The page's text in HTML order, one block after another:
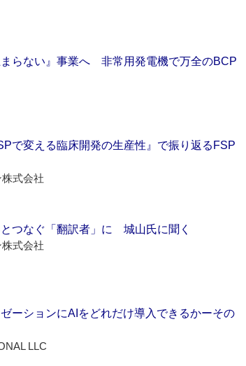
まらない』事業へ 非常用発電機で万全のBCP
で変える臨床開発の生産性』で振り返るFSP
式会社
とつなぐ「翻訳者」に 城山氏に聞く
式会社
ーションにAIをどれだけ導入できるかーその
LLC